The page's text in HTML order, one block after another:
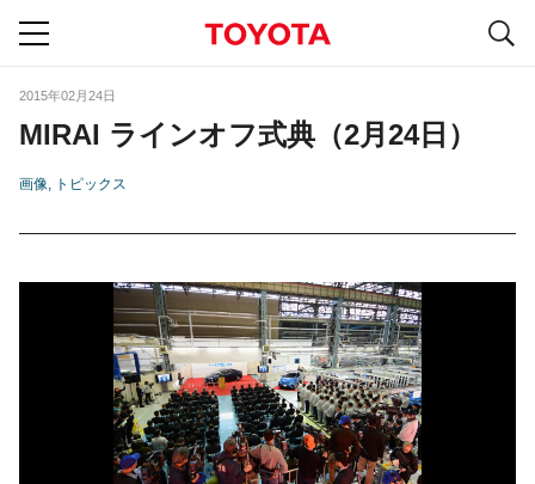
2015年02月24日
MIRAI ラインオフ式典（2月24日）
画像 トピックス